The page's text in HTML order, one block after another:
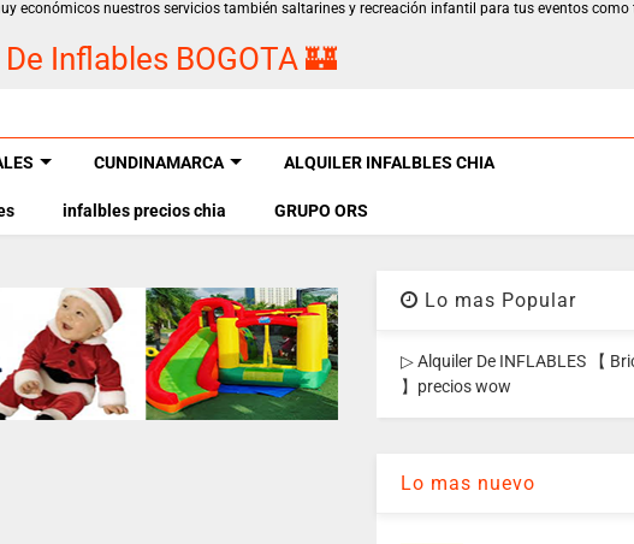
económicos nuestros servicios también saltarines y recreación infantil para tus eventos
Inflables BOGOTA 🏰
CUNDINAMARCA ALQUILER INFALBLES CHIA
infalbles precios chia GRUPO ORS
Lo mas Popular
▷ Alquiler De INFLABLES 【
】precios wow
Lo mas nuevo